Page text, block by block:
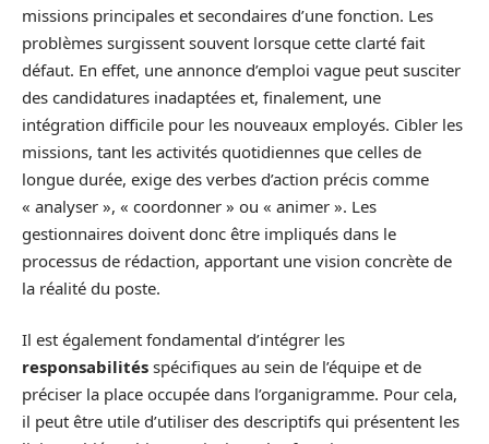
missions principales et secondaires d’une fonction. Les
problèmes surgissent souvent lorsque cette clarté fait
défaut. En effet, une annonce d’emploi vague peut susciter
des candidatures inadaptées et, finalement, une
intégration difficile pour les nouveaux employés. Cibler les
missions, tant les activités quotidiennes que celles de
longue durée, exige des verbes d’action précis comme
« analyser », « coordonner » ou « animer ». Les
gestionnaires doivent donc être impliqués dans le
processus de rédaction, apportant une vision concrète de
la réalité du poste.
Il est également fondamental d’intégrer les
responsabilités spécifiques au sein de l’équipe et de
préciser la place occupée dans l’organigramme. Pour cela,
il peut être utile d’utiliser des descriptifs qui présentent les